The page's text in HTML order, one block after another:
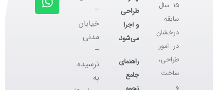
۱۵ سال
سابقه
درخشان
در امور
طراحی،
ساخت
و
طراحی
و اجرا
می‌شوند؟
راهنمای
جامع
–
خیابان
مدنی
–
نرسیده
به